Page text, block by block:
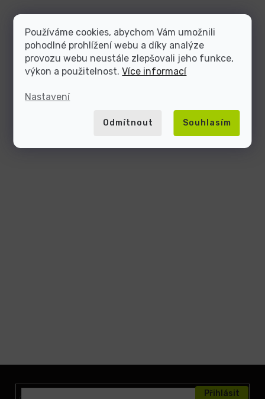
Používáme cookies, abychom Vám umožnili
pohodlné prohlížení webu a díky analýze
provozu webu neustále zlepšovali jeho funkce,
výkon a použitelnost.Více informací
Nastavení
Odmítnout Souhlasím
Přihlásit